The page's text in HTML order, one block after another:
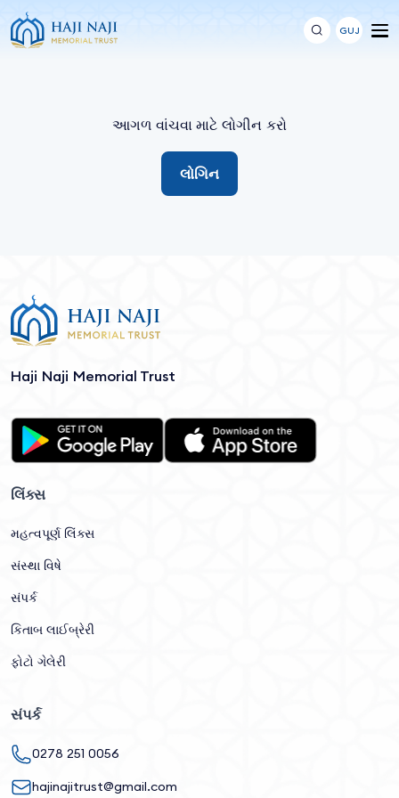
GUJ
આગળ વાંચવા માટે લોગીન કરો
લોગિન
Haji Naji Memorial Trust
લિંક્સ
મહત્વપૂર્ણ લિંક્સ
સંસ્થા વિષે
સંપર્ક
કિતાબ લાઈબ્રેરી
ફોટો ગેલેરી
સંપર્ક
0278 251 0056
hajinajitrust@gmail.com